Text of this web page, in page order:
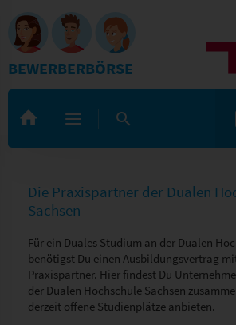
BEWERBERBÖRSE
Die Praxispartner der Dualen
Sachsen
Für ein Duales Studium an der Dualen
benötigst Du einen Ausbildungsvertrag
Praxispartner. Hier findest Du
der Dualen Hochschule Sachsen
derzeit offene Studienplätze anbieten.